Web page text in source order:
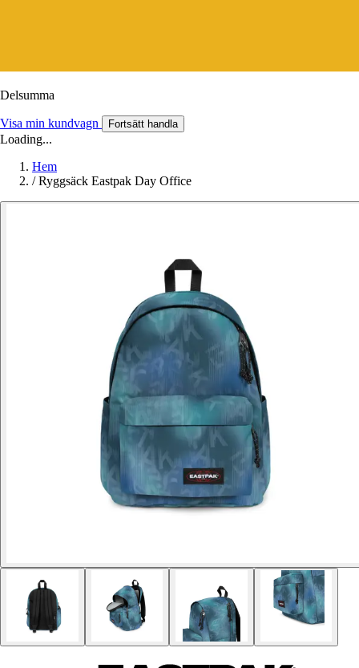
Delsumma
Visa min kundvagn Fortsätt handla
Loading...
Hem
/ Ryggsäck Eastpak Day Office